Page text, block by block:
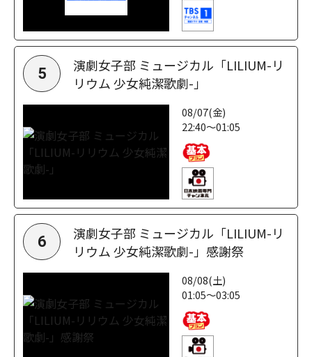
5
演劇女子部 ミュージカル「LILIUM-リ
リウム 少女純潔歌劇-」
08/07(金)
22:40～01:05
6
演劇女子部 ミュージカル「LILIUM-リ
リウム 少女純潔歌劇-」感謝祭
08/08(土)
01:05～03:05